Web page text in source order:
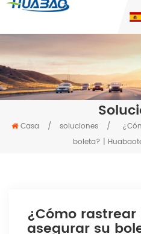
Casa / soluciones /
boleta? |
¿Cómo
asegurar su